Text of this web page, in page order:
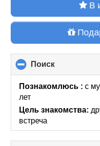
В
Поиск
to
collapse
Познакомлюсь :с
лет
Цель знакомства:
встреча